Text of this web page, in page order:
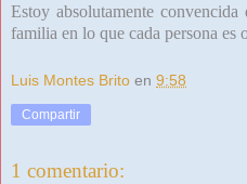
Estoy absolutamente
familia en lo que cada persona es
Luis Montes Brito en 9:58
Compartir
1 comentario: